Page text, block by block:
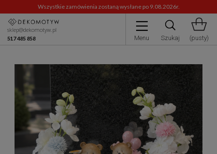
Wszystkie zamówienia zostaną wysłane po 9.08.2026r.
Menu Szukaj (pusty)
sklep@dekomotyw.pl
517 485 858